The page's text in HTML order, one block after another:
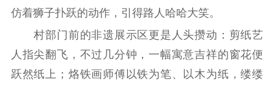
社会宣传
思想政治教育 爱国主义教育
全民国防教育
红色资源保护利
用
仿着狮子扑跃的动作，引得路人哈哈大笑。
村部门前的非遗展示区更是人头攒动：剪纸艺
人指尖翻飞，不过几分钟，一幅寓意吉祥的窗花便
跃然纸上；烙铁画师傅以铁为笔、以木为纸，缕缕